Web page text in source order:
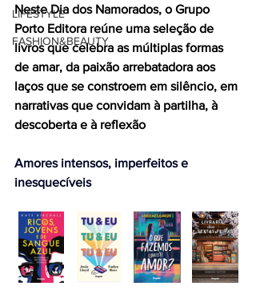
LIFESTYLE
FASHION&BEAUTY
Neste Dia dos Namorados, o Grupo
Porto Editora reúne uma seleção de
livros que celebra as múltiplas formas
de amar, da paixão arrebatadora aos
laços que se constroem em silêncio, em
narrativas que convidam à partilha, à
descoberta e à reflexão
Amores intensos, imperfeitos e
inesquecíveis